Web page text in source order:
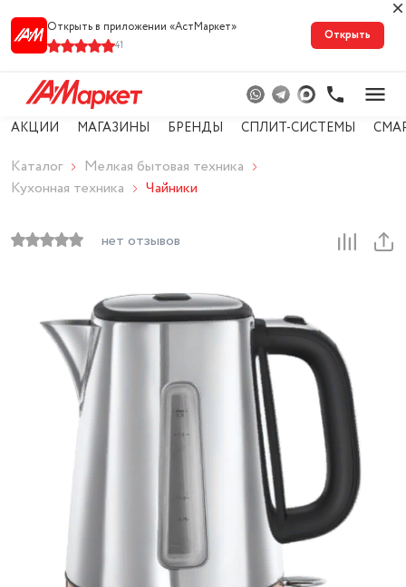
Открыть в приложении «АстМарке‪т‬»
41
Открыть
АКЦИИ МАГАЗИНЫ БРЕНДЫ СПЛИТ-СИСТЕМЫ
Каталог
Мелкая бытовая техника
Кухонная техника
Чайники
нет отзывов